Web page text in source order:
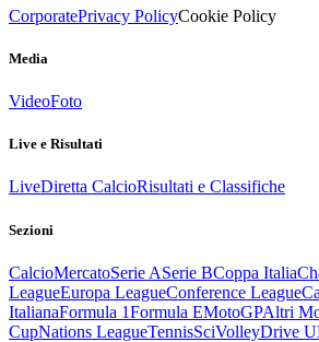
CorporatePrivacy PolicyCookie Policy
Media
VideoFoto
Live e Risultati
LiveDiretta CalcioRisultati e Classifiche
Sezioni
CalcioMercatoSerie ASerie BCoppa Italia
LeagueEuropa LeagueConference League
ItalianaFormula 1Formula EMotoGPAltri
CupNations LeagueTennisSciVolleyDrive